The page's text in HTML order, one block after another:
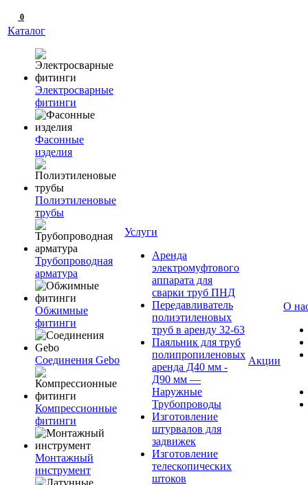
0
Каталог
Электросварные
фитинги
Фасонные
изделия
Полиэтиленовые
трубы
Трубопроводная
арматура
Обжимные
фитинги
Соединения Gebo
Компрессионные
фитинги
Монтажный
инструмент
Услуги
Аренда
электромуфтового
аппарата для
сварки труб ПНД
Передавливатель
полиэтиленовых
труб в аренду 32-63
Паяльник для труб
полипропиленовых
аренда Д40 мм -
Д90 мм —
Наружные
Трубопроводы
Изготовление
штурвалов для
задвижек
Изготовление
телескопических
штоков
Акции
О